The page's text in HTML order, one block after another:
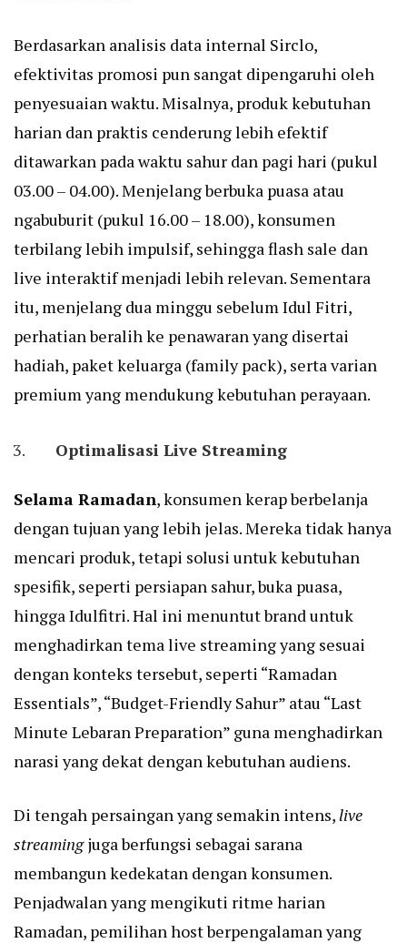
Berdasarkan analisis data internal Sirclo,
efektivitas promosi pun sangat dipengaruhi oleh
penyesuaian waktu. Misalnya, produk kebutuhan
harian dan praktis cenderung lebih efektif
ditawarkan pada waktu sahur dan pagi hari (pukul
03.00 – 04.00). Menjelang berbuka puasa atau
ngabuburit (pukul 16.00 – 18.00), konsumen
terbilang lebih impulsif, sehingga flash sale dan
live interaktif menjadi lebih relevan. Sementara
itu, menjelang dua minggu sebelum Idul Fitri,
perhatian beralih ke penawaran yang disertai
hadiah, paket keluarga (family pack), serta varian
premium yang mendukung kebutuhan perayaan.
Optimalisasi Live Streaming
Selama Ramadan, konsumen kerap berbelanja
dengan tujuan yang lebih jelas. Mereka tidak hanya
mencari produk, tetapi solusi untuk kebutuhan
spesifik, seperti persiapan sahur, buka puasa,
hingga Idulfitri. Hal ini menuntut brand untuk
menghadirkan tema live streaming yang sesuai
dengan konteks tersebut, seperti “Ramadan
Essentials”, “Budget-Friendly Sahur” atau “Last
Minute Lebaran Preparation” guna menghadirkan
narasi yang dekat dengan kebutuhan audiens.
Di tengah persaingan yang semakin intens, live
streamingjuga berfungsi sebagai sarana
membangun kedekatan dengan konsumen.
Penjadwalan yang mengikuti ritme harian
Ramadan, pemilihan host berpengalaman yang